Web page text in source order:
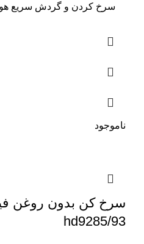
سرخ کردن و گردش سریع
ناموجود
hd9285/93